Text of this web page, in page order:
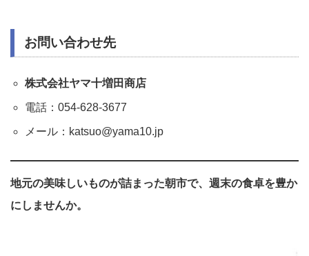
お問い合わせ先
株式会社ヤマ十増田商店
電話：054-628-3677
メール：katsuo@yama10.jp
地元の美味しいものが詰まった朝市で、週末の食卓を豊か
にしませんか。